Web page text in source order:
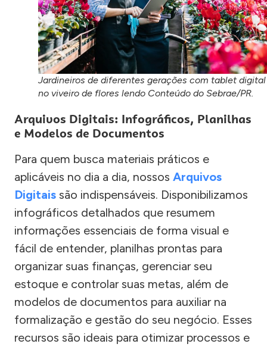
Jardineiros de diferentes gerações com tablet digital
no viveiro de flores lendo Conteúdo do Sebrae/PR.
Arquivos Digitais: Infográficos, Planilhas
e Modelos de Documentos
Para quem busca materiais práticos e
aplicáveis no dia a dia, nossos Arquivos
Digitais são indispensáveis. Disponibilizamos
infográficos detalhados que resumem
informações essenciais de forma visual e
fácil de entender, planilhas prontas para
organizar suas finanças, gerenciar seu
estoque e controlar suas metas, além de
modelos de documentos para auxiliar na
formalização e gestão do seu negócio. Esses
recursos são ideais para otimizar processos e